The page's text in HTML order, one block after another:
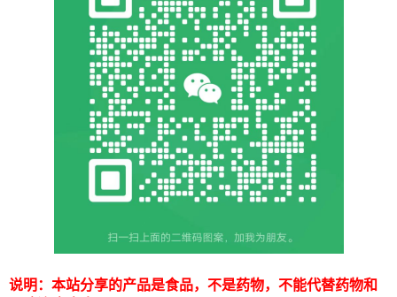
说明：本站分享的产品是食品，不是药物，不能代替药物和